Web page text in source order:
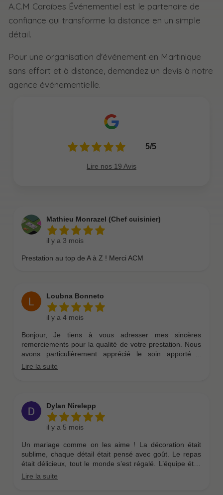
A.C.M Caraibes Événementiel est le partenaire de
confiance qui transforme la distance en un simple
détail.
Pour une organisation d'événement en Martinique
sans effort et à distance, demandez un devis à notre
agence événementielle.